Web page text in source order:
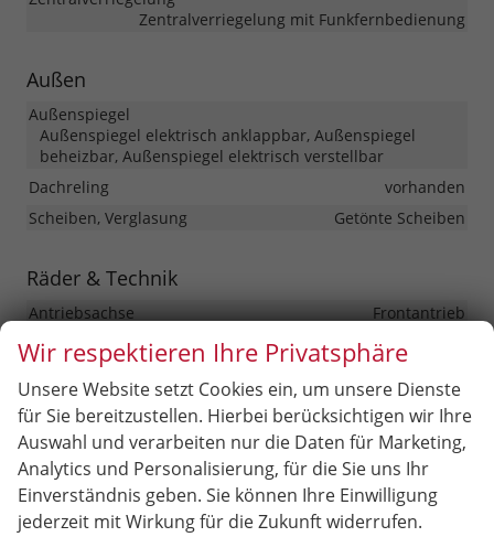
Zentralverriegelung mit Funkfernbedienung
Außen
Außenspiegel
Außenspiegel elektrisch anklappbar, Außenspiegel
beheizbar, Außenspiegel elektrisch verstellbar
Dachreling
vorhanden
Scheiben, Verglasung
Getönte Scheiben
Räder & Technik
Antriebsachse
Frontantrieb
Bremsen
Elektronische Parkbremse
Antiblockiersystem (ABS), Elektronisches Stabilitäts-
Programm (ESP), Reifendruckkontrolle
Felgengröße
16 Zoll
Felgentyp
Leichtmetallfelge
Wir respektieren Ihre Privatsphäre
Unsere Website setzt Cookies ein, um unsere Dienste
für Sie bereitzustellen. Hierbei berücksichtigen wir Ihre
Auswahl und verarbeiten nur die Daten für Marketing,
Analytics und Personalisierung, für die Sie uns Ihr
Einverständnis geben. Sie können Ihre Einwilligung
jederzeit mit Wirkung für die Zukunft widerrufen.